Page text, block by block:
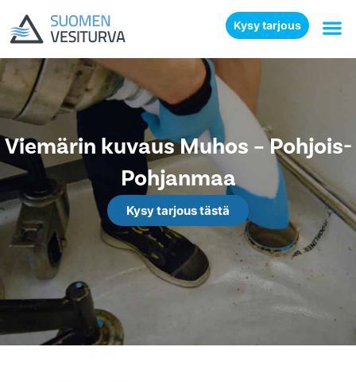
Kysy tarjous
Viemärin kuvaus Muhos – Pohjois-
Pohjanmaa
Kysy tarjous tästä